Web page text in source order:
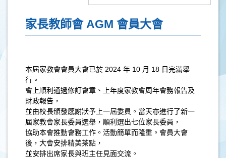
家長教師會 AGM 會員大會
本屆家教會會員大會已於 2024 年 10 月 18 日完滿舉
行。
會上順利通過修訂會章、上年度家教會周年會務報告及
財政報告，
並由校長頒發感謝狀予上一屆委員。當天亦進行了新一
屆家教會家長委員選舉，順利選出七位家長委員，
協助本會推動會務工作。活動簡單而隆重。會員大會
後，大會安排精美茶點，
並安排出席家長與班主任見面交流。